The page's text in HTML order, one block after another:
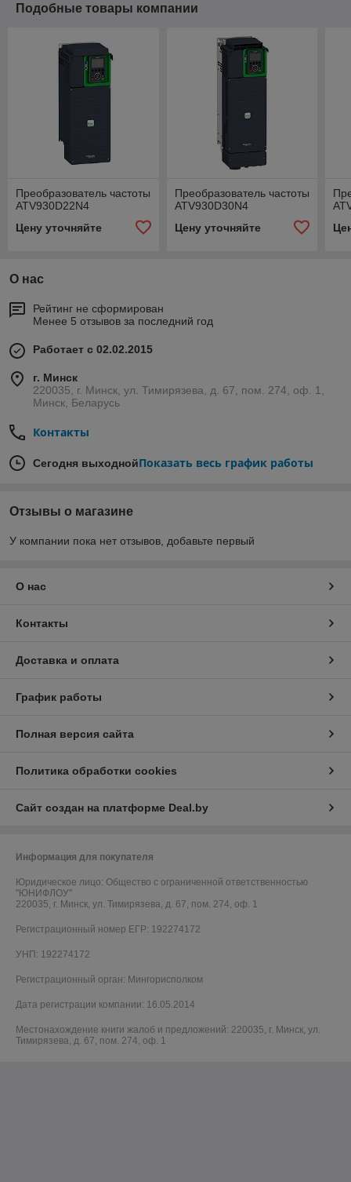
Подобные товары компании
Преобразователь частоты
ATV930D22N4
Цену уточняйте
Преобразователь частоты
ATV930D30N4
Цену уточняйте
О нас
Рейтинг не сформирован
Менее 5 отзывов за последний год
Работает с 02.02.2015
г. Минск
220035, г. Минск, ул. Тимирязева, д. 67, пом. 274, оф. 1,
Минск, Беларусь
Контакты
Сегодня выходнойПоказать весь график работы
Отзывы о магазине
У компании пока нет отзывов, добавьте первый
О нас
Контакты
Доставка и оплата
График работы
Полная версия сайта
Политика обработки cookies
Сайт создан на платформе Deal.by
Информация для покупателя
Юридическое лицо: Общество с ограниченной ответственностью
"ЮНИФЛОУ"
220035, г. Минск, ул. Тимирязева, д. 67, пом. 274, оф. 1
Регистрационный номер ЕГР: 192274172
УНП: 192274172
Регистрационный орган: Мингорисполком
Дата регистрации компании: 16.05.2014
Местонахождение книги жалоб и предложений: 220035, г. Минск, ул.
Тимирязева, д. 67, пом. 274, оф. 1